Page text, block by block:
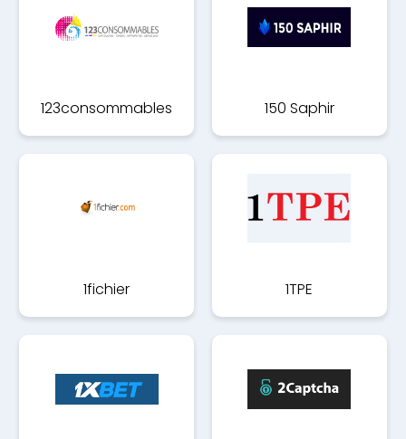
123consommables 150 Saphir
1fichier 1TPE